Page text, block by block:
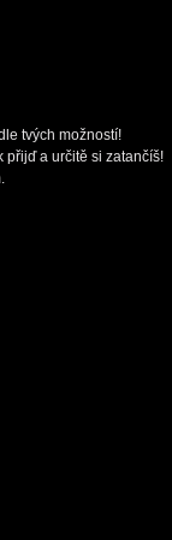
tvých možností!
přijď a určitě si zatančíš!